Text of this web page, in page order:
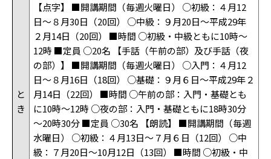
と
き
【点字】 ■開講期間（毎週火曜日） ○初級：４月12
日～８月30日（20回） ○中級：９月20日～平成29年
２月14日（20回） ■時間 ○初級・中級ともに10時～
12時 ■定員 ○20名 【手話（午前の部）及び手話（夜
の部）】 ■開講期間（毎週火曜日） ○入門：４月12
日～８月16日（18回） ○基礎：９月６日～平成29年２
月14日（22回） ■時間 ○午前の部：入門・基礎とも
に10時～12時 ○夜の部：入門・基礎ともに18時30分
～20時30分 ■定員 ○30名 【朗読】 ■開講期間（毎週
水曜日） ○初級：４月13日～７月６日（12回） ○中
級：７月20日～10月12日（13回） ■時間 ○初級・中